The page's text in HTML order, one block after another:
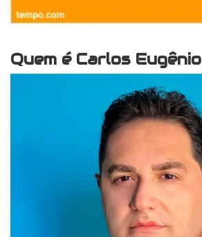
Quem é Carlos Eugênio